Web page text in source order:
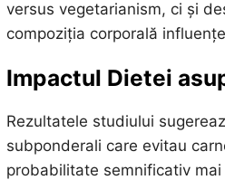
versus vegetarianism, ci și
compoziția corporală
Impactul Dietei
Rezultatele studiului
subponderali care evitau
probabilitate semnificativ